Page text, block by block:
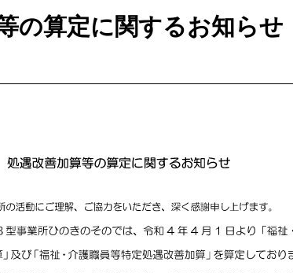
の算定に関するお知らせ